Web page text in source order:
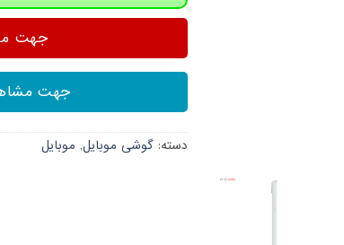
جهت
جهت
دسته: گوشی موبایل, موبایل